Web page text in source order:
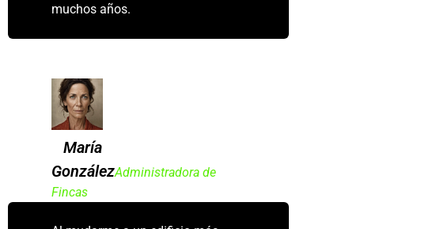
muchos años.
María
GonzálezAdministradora de
Fincas